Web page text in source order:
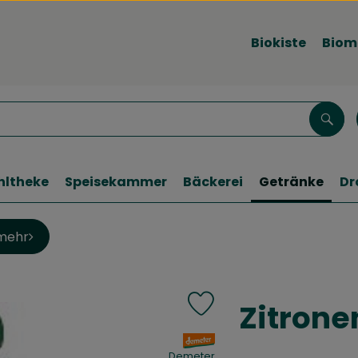
Biokiste
Speisekammer Bäckerei Getränke
Produkt zu Favouriten
, Verband: